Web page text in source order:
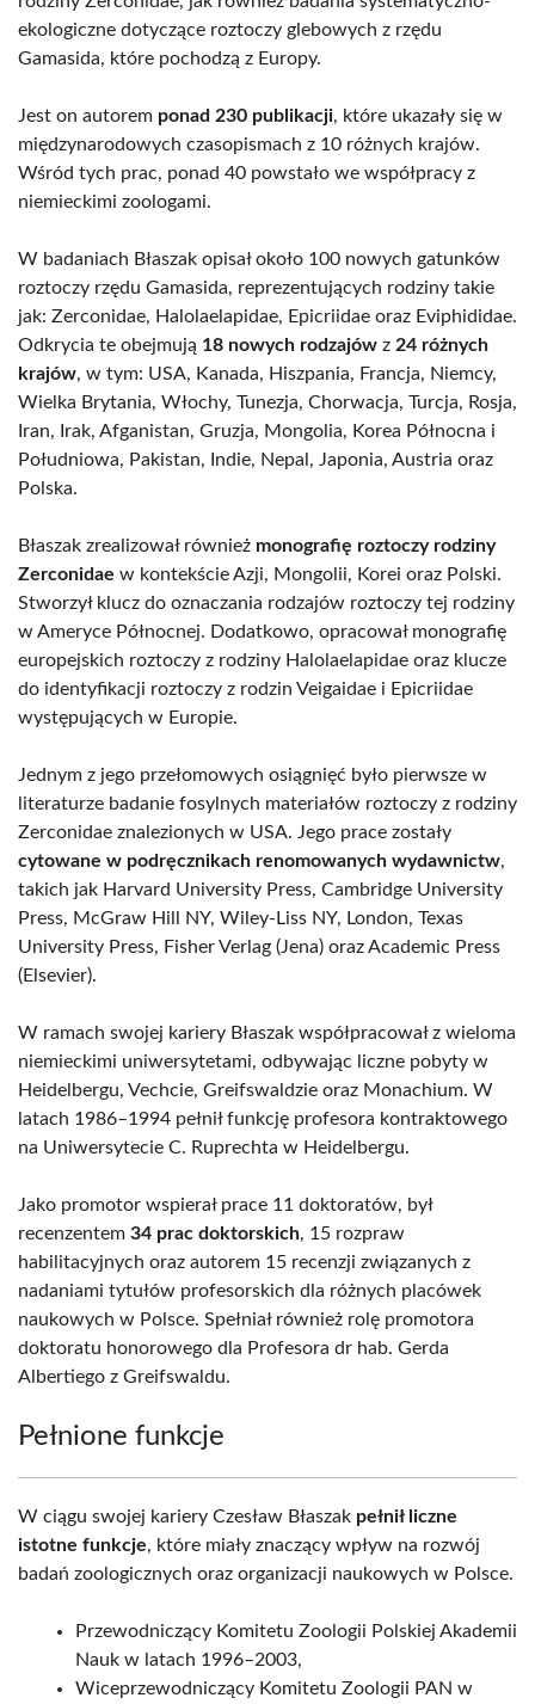
ekologiczne dotyczące roztoczy glebowych z rzędu
Gamasida, które pochodzą z Europy.
Jest on autorem ponad 230 publikacji, które ukazały się w
międzynarodowych czasopismach z 10 różnych krajów.
Wśród tych prac, ponad 40 powstało we współpracy z
niemieckimi zoologami.
W badaniach Błaszak opisał około 100 nowych gatunków
roztoczy rzędu Gamasida, reprezentujących rodziny takie
jak: Zerconidae, Halolaelapidae, Epicriidae oraz Eviphididae.
Odkrycia te obejmują 18 nowych rodzajów z 24 różnych
krajów, w tym: USA, Kanada, Hiszpania, Francja, Niemcy,
Wielka Brytania, Włochy, Tunezja, Chorwacja, Turcja, Rosja,
Iran, Irak, Afganistan, Gruzja, Mongolia, Korea Północna i
Południowa, Pakistan, Indie, Nepal, Japonia, Austria oraz
Polska.
Błaszak zrealizował również monografię roztoczy rodziny
Zerconidae w kontekście Azji, Mongolii, Korei oraz Polski.
Stworzył klucz do oznaczania rodzajów roztoczy tej rodziny
w Ameryce Północnej. Dodatkowo, opracował monografię
europejskich roztoczy z rodziny Halolaelapidae oraz klucze
do identyfikacji roztoczy z rodzin Veigaidae i Epicriidae
występujących w Europie.
Jednym z jego przełomowych osiągnięć było pierwsze w
literaturze badanie fosylnych materiałów roztoczy z rodziny
Zerconidae znalezionych w USA. Jego prace zostały
cytowane w podręcznikach renomowanych wydawnictw,
takich jak Harvard University Press, Cambridge University
Press, McGraw Hill NY, Wiley-Liss NY, London, Texas
University Press, Fisher Verlag (Jena) oraz Academic Press
(Elsevier).
W ramach swojej kariery Błaszak współpracował z wieloma
niemieckimi uniwersytetami, odbywając liczne pobyty w
Heidelbergu, Vechcie, Greifswaldzie oraz Monachium. W
latach 1986–1994 pełnił funkcję profesora kontraktowego
na Uniwersytecie C. Ruprechta w Heidelbergu.
Jako promotor wspierał prace 11 doktoratów, był
recenzentem 34 prac doktorskich, 15 rozpraw
habilitacyjnych oraz autorem 15 recenzji związanych z
nadaniami tytułów profesorskich dla różnych placówek
naukowych w Polsce. Spełniał również rolę promotora
doktoratu honorowego dla Profesora dr hab. Gerda
Albertiego z Greifswaldu.
Pełnione funkcje
W ciągu swojej kariery Czesław Błaszak pełnił liczne
istotne funkcje, które miały znaczący wpływ na rozwój
badań zoologicznych oraz organizacji naukowych w Polsce.
Przewodniczący Komitetu Zoologii Polskiej Akademii
Nauk w latach 1996–2003,
Wiceprzewodniczący Komitetu Zoologii PAN w